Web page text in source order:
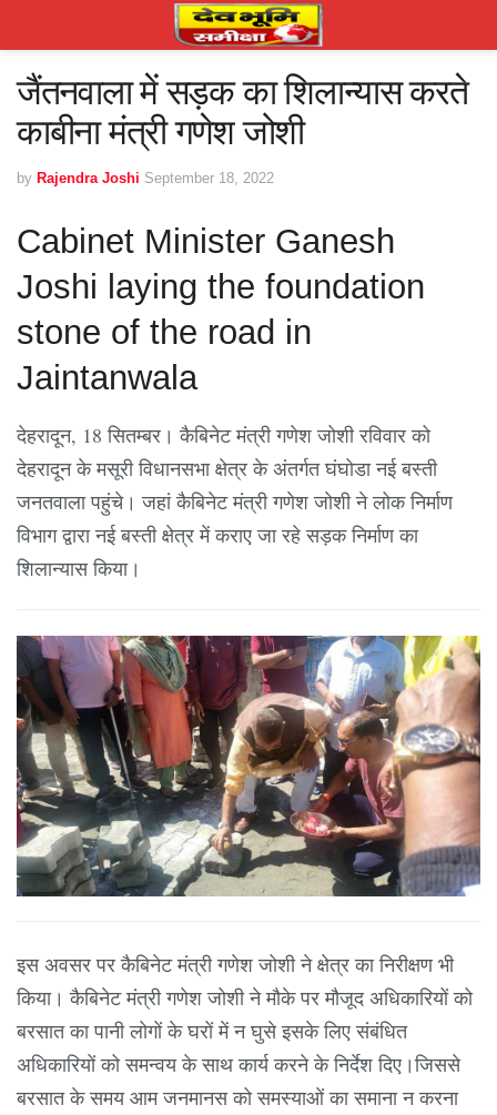
जैंतनवाला में सड़क का शिलान्यास करते
काबीना मंत्री गणेश जोशी
by Rajendra Joshi September 18, 2022
Cabinet Minister Ganesh
Joshi laying the foundation
stone of the road in
Jaintanwala
देहरादून, 18 सितम्बर। कैबिनेट मंत्री गणेश जोशी रविवार को
देहरादून के मसूरी विधानसभा क्षेत्र के अंतर्गत घंघोडा नई बस्ती
जनतवाला पहुंचे। जहां कैबिनेट मंत्री गणेश जोशी ने लोक निर्माण
विभाग द्वारा नई बस्ती क्षेत्र में कराए जा रहे सड़क निर्माण का
शिलान्यास किया।
इस अवसर पर कैबिनेट मंत्री गणेश जोशी ने क्षेत्र का निरीक्षण भी
किया। कैबिनेट मंत्री गणेश जोशी ने मौके पर मौजूद अधिकारियों को
बरसात का पानी लोगों के घरों में न घुसे इसके लिए संबंधित
अधिकारियों को समन्वय के साथ कार्य करने के निर्देश दिए।जिससे
बरसात के समय आम जनमानस को समस्याओं का समाना न करना